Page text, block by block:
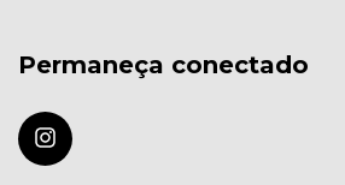
Permaneça conectado